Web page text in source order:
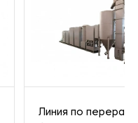
Линия по